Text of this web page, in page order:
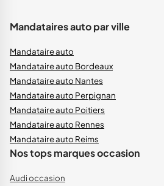
Mandataires auto par ville
Mandataire auto
Mandataire auto Bordeaux
Mandataire auto Nantes
Mandataire auto Perpignan
Mandataire auto Poitiers
Mandataire auto Rennes
Mandataire auto Reims
Nos tops marques occasion
Audi occasion